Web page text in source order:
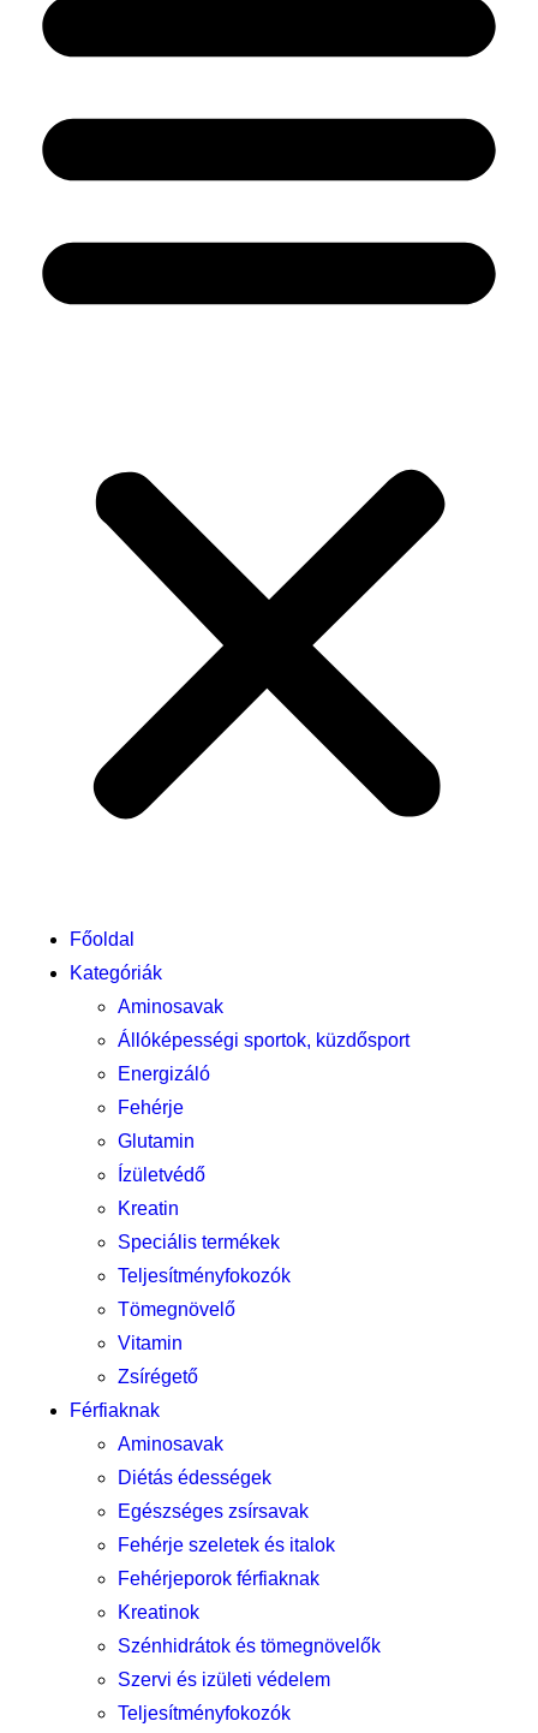
Főoldal
Kategóriák
Aminosavak
Állóképességi sportok, küzdősport
Energizáló
Fehérje
Glutamin
Ízületvédő
Kreatin
Speciális termékek
Teljesítményfokozók
Tömegnövelő
Vitamin
Zsírégető
Férfiaknak
Aminosavak
Diétás édességek
Egészséges zsírsavak
Fehérje szeletek és italok
Fehérjeporok férfiaknak
Kreatinok
Szénhidrátok és tömegnövelők
Szervi és izületi védelem
Teljesítményfokozók